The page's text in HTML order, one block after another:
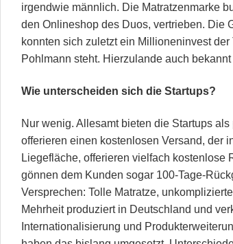
irgendwie männlich. Die Matratzenmarke
den Onlineshop des Duos, vertrieben. Die
konnten sich zuletzt ein Millioneninvest
Pohlmann steht. Hierzulande auch
Wie unterscheiden sich die Startups?
Nur wenig. Allesamt bieten die Startups
offerieren einen kostenlosen Versand, der
Liegefläche, offerieren vielfach kostenlose
gönnen dem Kunden sogar 100-Tage-
Versprechen: Tolle Matratze,
Mehrheit produziert in Deutschland und
Internationalisierung und